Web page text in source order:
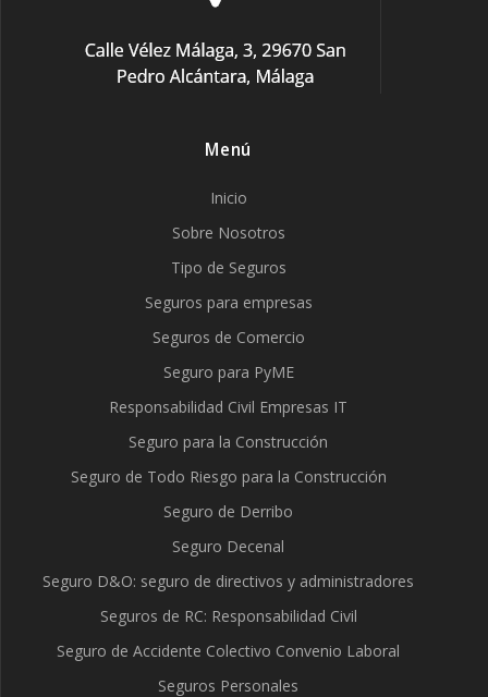
Menú
Inicio
Sobre Nosotros
Tipo de Seguros
Seguros para empresas
Seguros de Comercio
Seguro para PyME
Responsabilidad Civil Empresas IT
Seguro para la Construcción
Seguro de Todo Riesgo para la Construcción
Seguro de Derribo
Seguro Decenal
Seguro D&O: seguro de directivos y administradores
Seguros de RC: Responsabilidad Civil
Seguro de Accidente Colectivo Convenio Laboral
Seguros Personales